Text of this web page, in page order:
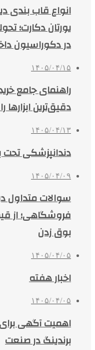
انواع قاب بندی
یورتان دکارت؛
در دکوراسیون
۱۴۰۵/۰۴/۱۵
راهنمای جامع
دقیق‌ترین ابزارها
۱۴۰۵/۰۴/۱۳
دندانپزشکی
۱۴۰۵/۰۴/۰۹
سوالات متداول
فروشگاهی؛ از
بوق زدن
۱۴۰۵/۰۴/۰۵
اخبار هفته
۱۴۰۵/۰۴/۰۵
اهمیت آگهی
برندینگ در صنعت